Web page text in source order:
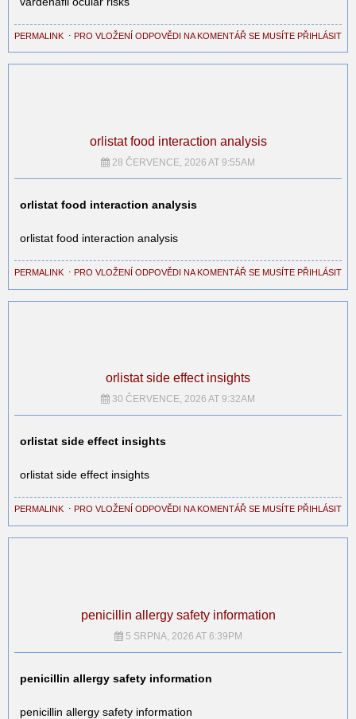
PERMALINK ⋅ PRO VLOŽENÍ ODPOVĚDI NA KOMENTÁŘ SE MUSÍTE PŘIHLÁSIT
orlistat food interaction analysis
28 ČERVENCE, 2026 AT 9:55AM
orlistat food interaction analysis
orlistat food interaction analysis
PERMALINK ⋅ PRO VLOŽENÍ ODPOVĚDI NA KOMENTÁŘ SE MUSÍTE PŘIHLÁSIT
orlistat side effect insights
30 ČERVENCE, 2026 AT 9:32AM
orlistat side effect insights
orlistat side effect insights
PERMALINK ⋅ PRO VLOŽENÍ ODPOVĚDI NA KOMENTÁŘ SE MUSÍTE PŘIHLÁSIT
penicillin allergy safety information
5 SRPNA, 2026 AT 6:39PM
penicillin allergy safety information
penicillin allergy safety information